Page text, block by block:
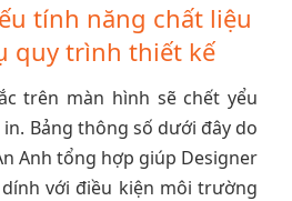
tính năng chất liệu
quy trình thiết kế
trên màn hình sẽ chết yểu
Bảng thông số dưới đây do
Anh tổng hợp giúp Designer
với điều kiện môi trường